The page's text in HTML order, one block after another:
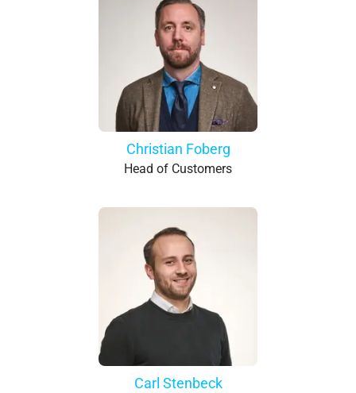
Christian Foberg
Head of Customers
Carl Stenbeck